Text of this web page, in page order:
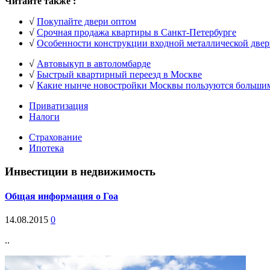
√ Покупайте двери оптом
√ Срочная продажа квартиры в Санкт-Петербурге
√ Особенности конструкции входной металлической
√ Автовыкуп в автоломбарде
√ Быстрый квартирный переезд в Москве
√ Какие нынче новостройки Москвы пользуются
Приватизация
Налоги
Страхование
Ипотека
Инвестиции в недвижимость
Общая информация о Гоа
14.08.2015 0
..